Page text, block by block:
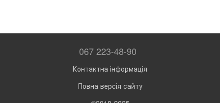
067 223-48-90
Контактна інформація
Повна версія сайту